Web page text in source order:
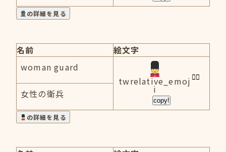
の詳細を見る
名前
絵文字
woman guard
twrelative_emoj
i
copy!
女性の衛兵
の詳細を見る